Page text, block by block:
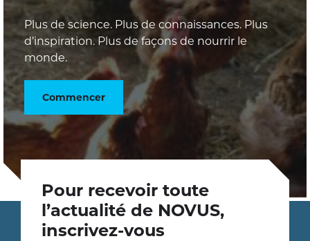
Plus de science. Plus de connaissances. Plus
d’inspiration. Plus de façons de nourrir le
monde.
Commencer
Pour recevoir toute
l’actualité de NOVUS,
inscrivez-vous